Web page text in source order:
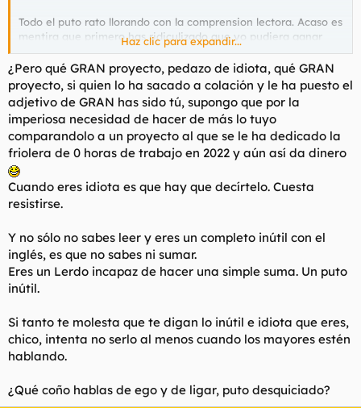
Todo el puto rato llorando con la comprension lectora. Acaso es
mentira que primero has ridiculizado que yo pudiera ganar
1k/mes y que posteriormente he revelado que tu con tu gran
proyecto hacias 300/mes, a repartir entre dos? No has
AFIRMADO tener mas de 10 años de experiencia en el sector,
cosa que posteriormente se ha visto era falsa? He intentado
debatir contigo, explicarte xq estabas errado en varias
afirmaciones, pese a que tu has llegado ya de listillo en tu
primer puto comentario"si solo ganas eso algo mal estas
haciendo jojojo"
Se te ve el plumero de lejos, eres el tipico idiota con un ego
desmedido incapaz de aceptar que haya alguien mas
listo/guapo/preparado/loquesea que tu en la misma sala. El
cuando este se va un momento al baño. O que para ascender
en la empresa en vez de currar duro, se dedica a ser la rata
chivata del jefe.
Y a ver si haces bien tu puto trabajo de moderador y en vez de
enmierdas hilos ajenos. Que al final este hilo se ha quedado
entre una pelea entre tu y yo por tus putas tonterias de niña
llorona
Haz clic para expandir...
¿Pero qué GRAN proyecto, pedazo de idiota, qué GRAN
proyecto, si quien lo ha sacado a colación y le ha puesto el
adjetivo de GRAN has sido tú, supongo que por la
imperiosa necesidad de hacer de más lo tuyo
comparandolo a un proyecto al que se le ha dedicado la
friolera de 0 horas de trabajo en 2022 y aún así da dinero
Cuando eres idiota es que hay que decírtelo. Cuesta
resistirse.
Y no sólo no sabes leer y eres un completo inútil con el
inglés, es que no sabes ni sumar.
Eres un Lerdo incapaz de hacer una simple suma. Un puto
inútil.
Si tanto te molesta que te digan lo inútil e idiota que eres,
chico, intenta no serlo al menos cuando los mayores estén
hablando.
¿Qué coño hablas de ego y de ligar, puto desquiciado?